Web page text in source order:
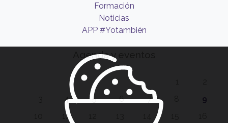
Formación
Noticias
APP #Yotambién
Agenda y eventos
4 5 6 7
9
11